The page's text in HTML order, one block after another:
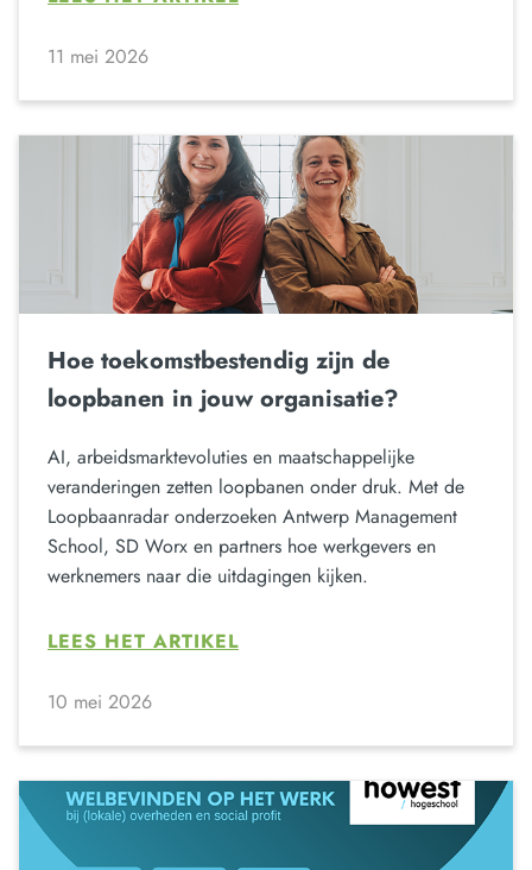
11 mei 2026
Hoe toekomstbestendig zijn de
loopbanen in jouw organisatie?
AI, arbeidsmarktevoluties en maatschappelijke
veranderingen zetten loopbanen onder druk. Met de
Loopbaanradar onderzoeken Antwerp Management
School, SD Worx en partners hoe werkgevers en
werknemers naar die uitdagingen kijken.
LEES HET ARTIKEL
10 mei 2026